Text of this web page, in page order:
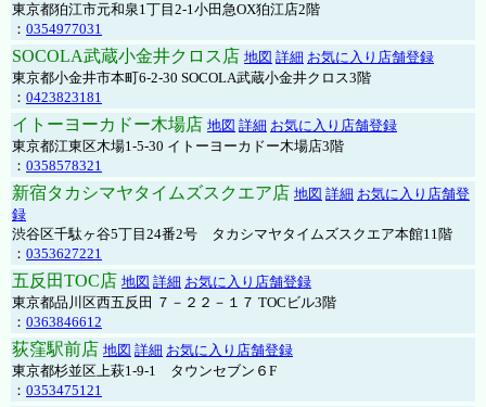
東京都狛江市元和泉1丁目2-1小田急OX狛江店2階
： 0354977031
SOCOLA武蔵小金井クロス店 地図 詳細 お気に入り店舗登録
東京都小金井市本町6-2-30 SOCOLA武蔵小金井クロス3階
： 0423823181
イトーヨーカドー木場店 地図 詳細 お気に入り店舗登録
東京都江東区木場1-5-30 イトーヨーカドー木場店3階
： 0358578321
新宿タカシマヤタイムズスクエア店 地図 詳細 お気に入り店舗登
録
渋谷区千駄ヶ谷5丁目24番2号 タカシマヤタイムズスクエア本館11階
： 0353627221
五反田TOC店 地図 詳細 お気に入り店舗登録
東京都品川区西五反田 ７－２２－１７ TOCビル3階
： 0363846612
荻窪駅前店 地図 詳細 お気に入り店舗登録
東京都杉並区上萩1-9-1 タウンセブン６F
： 0353475121